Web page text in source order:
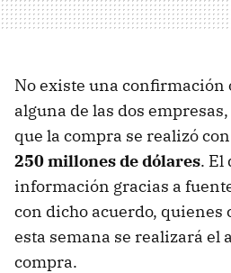
No existe una confirmación
alguna de las dos
que la compra se realizó
250 millones de dólares. El
información gracias a
con dicho acuerdo,
esta semana se realizará el
compra.